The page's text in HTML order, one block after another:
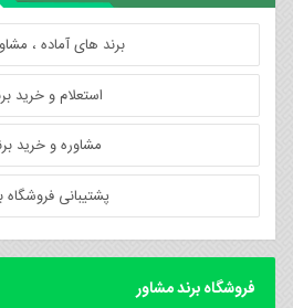
برند های آماده ،
استعلام و خرید
مشاوره و خرید
پشتیبانی فروشگاه
فروشگاه برند مشاور